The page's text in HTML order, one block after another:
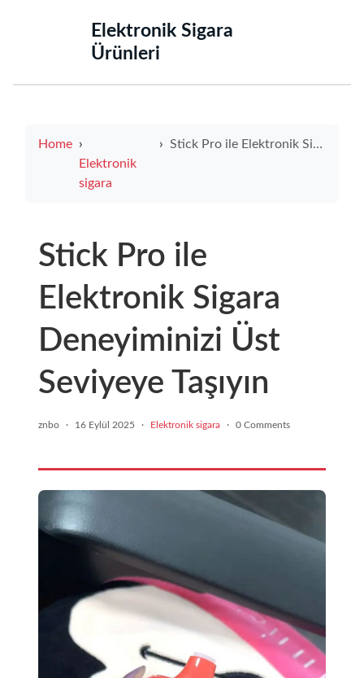
‌Elektronik Sigara
Ürünleri‌
Home
Elektronik
sigara
Stick Pro ile Elektronik Sigara Deneyiminizi Üst Seviyeye Taşıyın
Stick Pro ile
Elektronik Sigara
Deneyiminizi Üst
Seviyeye Taşıyın
znbo · 16 Eylül 2025 · Elektronik sigara · 0 Comments